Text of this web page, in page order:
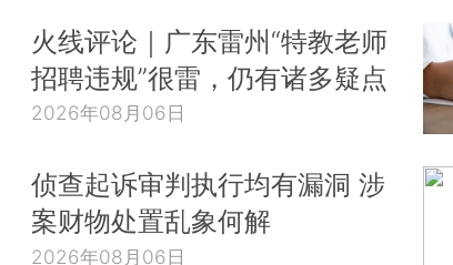
火线评论｜广东雷州“特教老师
招聘违规”很雷，仍有诸多疑点
2026年08月06日
侦查起诉审判执行均有漏洞 涉
案财物处置乱象何解
2026年08月06日